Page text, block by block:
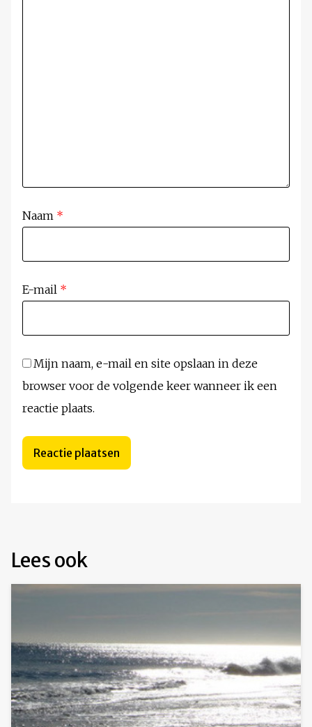
Naam *
E-mail *
Mijn naam, e-mail en site opslaan in deze
browser voor de volgende keer wanneer ik een
reactie plaats.
Lees ook